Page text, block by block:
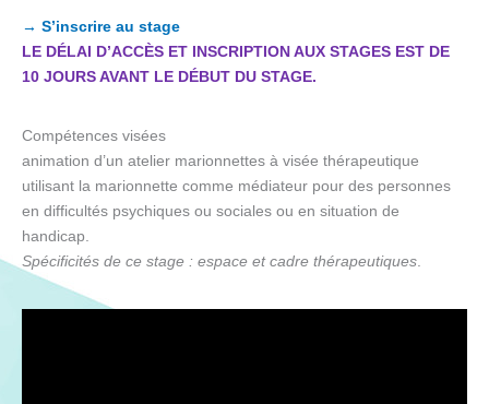
→ S’inscrire au stage
LE DÉLAI D’ACCÈS ET INSCRIPTION AUX STAGES EST DE
10 JOURS AVANT LE DÉBUT DU STAGE.
Compétences visées
animation d’un atelier marionnettes à visée thérapeutique
utilisant la marionnette comme médiateur pour des personnes
en difficultés psychiques ou sociales ou en situation de
handicap.
Spécificités de ce stage : espace et cadre thérapeutiques.